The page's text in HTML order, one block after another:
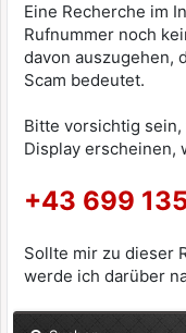
Eine Recherche im
Rufnummer noch
davon auszugehen,
Scam bedeutet.
Bitte vorsichtig
Display erscheinen,
+43 699
Sollte mir zu dieser
werde ich darüber